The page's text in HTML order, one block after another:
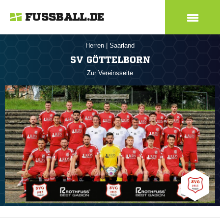
FUSSBALL.DE
Herren Saarland
SV GÖTTELBORN
Zur Vereinsseite